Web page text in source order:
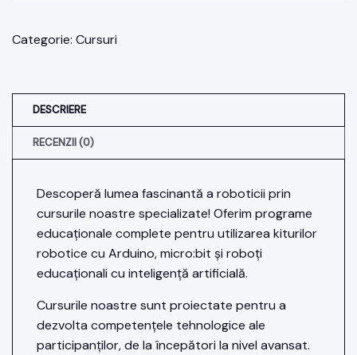
Categorie: Cursuri
DESCRIERE
RECENZII (0)
Descoperă lumea fascinantă a roboticii prin
cursurile noastre specializate! Oferim programe
educaționale complete pentru utilizarea kiturilor
robotice cu Arduino, micro:bit și roboți
educaționali cu inteligență artificială.
Cursurile noastre sunt proiectate pentru a
dezvolta competențele tehnologice ale
participanților, de la începători la nivel avansat.